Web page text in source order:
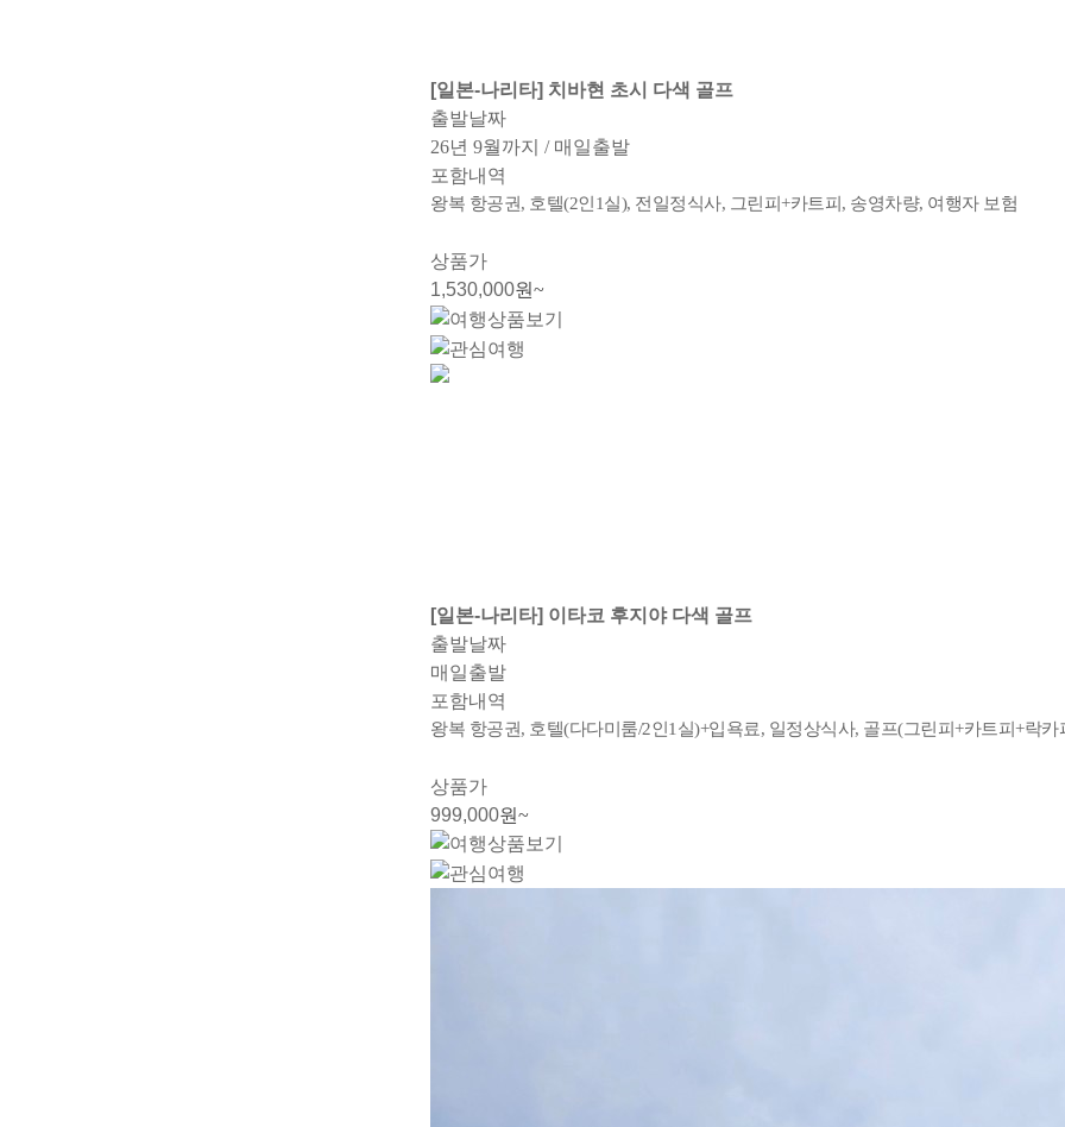
[일본-나리타] 치바현 초시 다색 골프
출발날짜
26년 9월까지 / 매일출발
포함내역
왕복 항공권, 호텔(2인1실), 전일정식사, 그린피+카트피, 송영차량, 여행자 보험
상품가
1,530,000원~
[일본-나리타] 이타코 후지야 다색 골프
출발날짜
매일출발
포함내역
왕복 항공권, 호텔(다다미룸/2인1실)+입욕료, 일정상식사, 골프(그린피+카트피+락카
상품가
999,000원~